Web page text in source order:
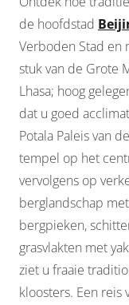
de hoofdstad
Verboden Stad en
stuk van de Grote
Lhasa; hoog
dat u goed
Potala Paleis van
tempel op het
vervolgens op
berglandschap
bergpieken,
grasvlakten met
ziet u fraaie
kloosters. Een